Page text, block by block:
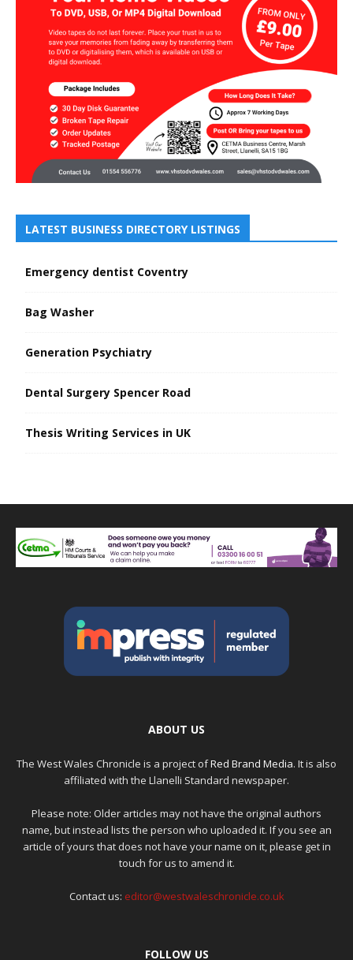
LATEST BUSINESS DIRECTORY LISTINGS
Emergency dentist Coventry
Bag Washer
Generation Psychiatry
Dental Surgery Spencer Road
Thesis Writing Services in UK
ABOUT US
The West Wales Chronicle is a project ofRed Brand Media. It is also
affiliated with the Llanelli Standard newspaper.
Please note: Older articles may not have the original authors
name, but instead lists the person who uploaded it. If you see an
article of yours that does not have your name on it, please get in
touch for us to amend it.
Contact us: editor@westwaleschronicle.co.uk
FOLLOW US